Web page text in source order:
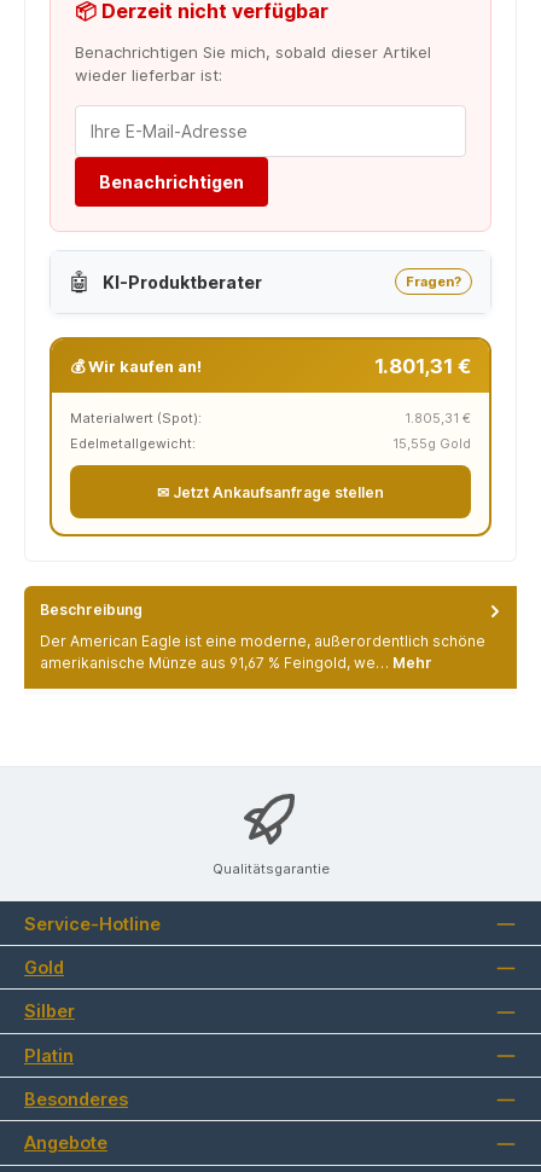
📦 Derzeit nicht verfügbar
Benachrichtigen Sie mich, sobald dieser Artikel
wieder lieferbar ist:
Benachrichtigen
🤖 KI-Produktberater Fragen?
💰 Wir kaufen an! 1.801,31 €
Materialwert (Spot):
1.805,31 €
Edelmetallgewicht:
15,55g Gold
✉ Jetzt Ankaufsanfrage stellen
Beschreibung
Der American Eagle ist eine moderne, außerordentlich schöne
amerikanische Münze aus 91,67 % Feingold, we… Mehr
Qualitätsgarantie
Service-Hotline
Gold
Silber
Platin
Besonderes
Angebote